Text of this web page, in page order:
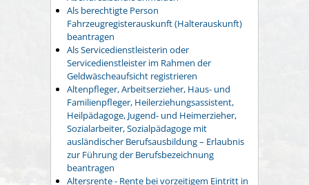
Als berechtigte Person
Fahrzeugregisterauskunft (Halterauskunft)
beantragen
Als Servicedienstleisterin oder
Servicedienstleister im Rahmen der
Geldwäscheaufsicht registrieren
Altenpfleger, Arbeitserzieher, Haus- und
Familienpfleger, Heilerziehungsassistent,
Heilpädagoge, Jugend- und Heimerzieher,
Sozialarbeiter, Sozialpädagoge mit
ausländischer Berufsausbildung – Erlaubnis
zur Führung der Berufsbezeichnung
beantragen
Altersrente - Rente bei vorzeitigem Eintritt in